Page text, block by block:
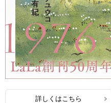
詳しくはこちら